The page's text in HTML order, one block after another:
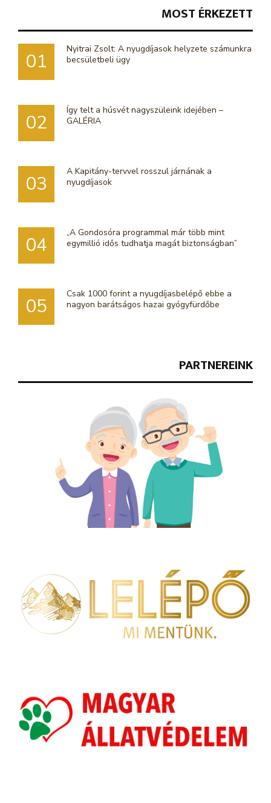
PARTNEREINK
MOST ÉRKEZETT
01
Nyitrai Zsolt: A nyugdíjasok helyzete számunkra
becsületbeli ügy
02
Így telt a húsvét nagyszüleink idejében –
GALÉRIA
03
A Kapitány-tervvel rosszul járnának a
nyugdíjasok
04
„A Gondosóra programmal már több mint
egymillió idős tudhatja magát biztonságban”
05
Csak 1000 forint a nyugdíjasbelépő ebbe a
nagyon barátságos hazai gyógyfürdőbe